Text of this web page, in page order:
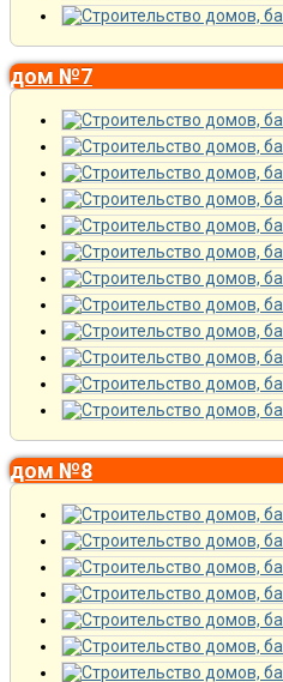
дом №7
дом №8